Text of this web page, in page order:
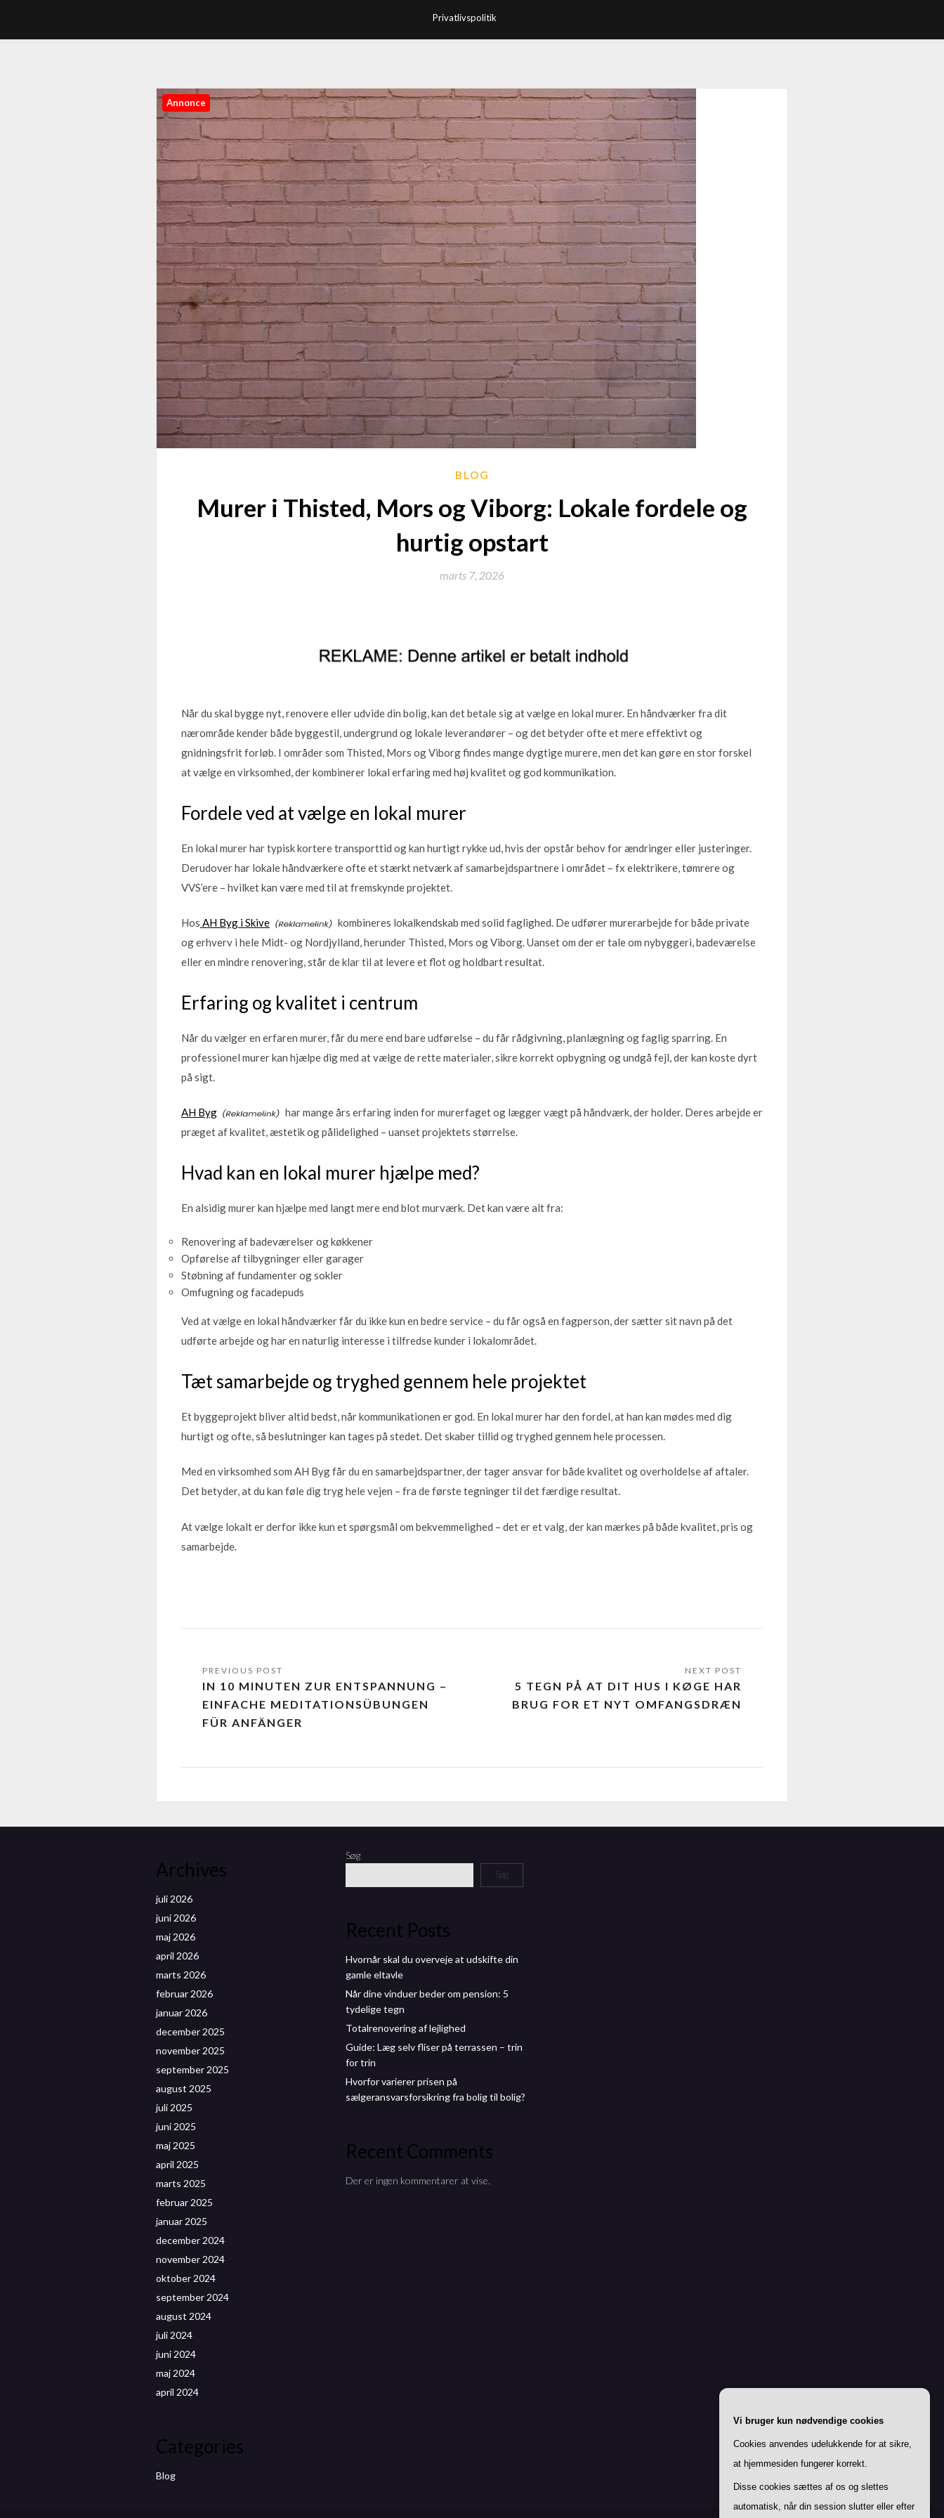
Privatlivspolitik
Annonce
BLOG
Murer i Thisted, Mors og Viborg: Lokale fordele og
hurtig opstart
marts 7, 2026
Når du skal bygge nyt, renovere eller udvide din bolig, kan det betale sig at vælge en lokal murer. En håndværker fra dit
nærområde kender både byggestil, undergrund og lokale leverandører – og det betyder ofte et mere effektivt og
gnidningsfrit forløb. I områder som Thisted, Mors og Viborg findes mange dygtige murere, men det kan gøre en stor forskel
at vælge en virksomhed, der kombinerer lokal erfaring med høj kvalitet og god kommunikation.
Fordele ved at vælge en lokal murer
En lokal murer har typisk kortere transporttid og kan hurtigt rykke ud, hvis der opstår behov for ændringer eller justeringer.
Derudover har lokale håndværkere ofte et stærkt netværk af samarbejdspartnere i området – fx elektrikere, tømrere og
VVS’ere – hvilket kan være med til at fremskynde projektet.
Hos AH Byg i Skive
kombineres lokalkendskab med solid faglighed. De udfører murerarbejde for både private
og erhverv i hele Midt- og Nordjylland, herunder Thisted, Mors og Viborg. Uanset om der er tale om nybyggeri, badeværelse
eller en mindre renovering, står de klar til at levere et flot og holdbart resultat.
Erfaring og kvalitet i centrum
Når du vælger en erfaren murer, får du mere end bare udførelse – du får rådgivning, planlægning og faglig sparring. En
professionel murer kan hjælpe dig med at vælge de rette materialer, sikre korrekt opbygning og undgå fejl, der kan koste dyrt
på sigt.
AH Byg
har mange års erfaring inden for murerfaget og lægger vægt på håndværk, der holder. Deres arbejde er
præget af kvalitet, æstetik og pålidelighed – uanset projektets størrelse.
Hvad kan en lokal murer hjælpe med?
En alsidig murer kan hjælpe med langt mere end blot murværk. Det kan være alt fra:
Renovering af badeværelser og køkkener
Opførelse af tilbygninger eller garager
Støbning af fundamenter og sokler
Omfugning og facadepuds
Ved at vælge en lokal håndværker får du ikke kun en bedre service – du får også en fagperson, der sætter sit navn på det
udførte arbejde og har en naturlig interesse i tilfredse kunder i lokalområdet.
Tæt samarbejde og tryghed gennem hele projektet
Et byggeprojekt bliver altid bedst, når kommunikationen er god. En lokal murer har den fordel, at han kan mødes med dig
hurtigt og ofte, så beslutninger kan tages på stedet. Det skaber tillid og tryghed gennem hele processen.
Med en virksomhed som AH Byg får du en samarbejdspartner, der tager ansvar for både kvalitet og overholdelse af aftaler.
Det betyder, at du kan føle dig tryg hele vejen – fra de første tegninger til det færdige resultat.
At vælge lokalt er derfor ikke kun et spørgsmål om bekvemmelighed – det er et valg, der kan mærkes på både kvalitet, pris og
samarbejde.
IN 10 MINUTEN ZUR ENTSPANNUNG –
EINFACHE MEDITATIONSÜBUNGEN
FÜR ANFÄNGER
5 TEGN PÅ AT DIT HUS I KØGE HAR
BRUG FOR ET NYT OMFANGSDRÆN
Archives
juli 2026
juni 2026
maj 2026
april 2026
marts 2026
februar 2026
januar 2026
december 2025
november 2025
september 2025
august 2025
juli 2025
juni 2025
maj 2025
april 2025
marts 2025
februar 2025
januar 2025
december 2024
november 2024
oktober 2024
september 2024
august 2024
juli 2024
juni 2024
maj 2024
april 2024
Categories
Blog
Søg
Søg
Recent Posts
Hvornår skal du overveje at udskifte din
gamle eltavle
Når dine vinduer beder om pension: 5
tydelige tegn
Totalrenovering af lejlighed
Guide: Læg selv fliser på terrassen – trin
for trin
Hvorfor varierer prisen på
sælgeransvarsforsikring fra bolig til bolig?
Recent Comments
Der er ingen kommentarer at vise.
Vi bruger kun nødvendige cookies
Cookies anvendes udelukkende for at sikre,
at hjemmesiden fungerer korrekt.
Disse cookies sættes af os og slettes
automatisk, når din session slutter eller efter